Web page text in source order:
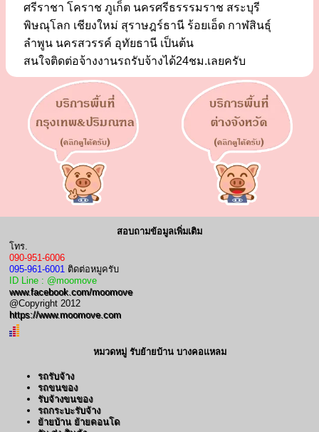
ศรีราชา โคราช ภูเก็ต นครศรีธรรรมราช สระบุรี
พิษณุโลก เชียงใหม่ สุราษฎร์ธานี ร้อยเอ็ด กาฬสินธุ์
ลำพูน นครสวรรค์ อุทัยธานี เป็นต้น
สนใจติดต่อจ้างงานรถรับจ้างได้24ชม.เลยครับ
สอบถามข้อมูลเพิ่มเติม
โทร.
090-951-6006
095-961-6001 ติดต่อหมูครับ
ID Line : @moomove
www.facebook.com/moomove
@Copyright 2012
https://www.moomove.com
หมวดหมู่ รับย้ายบ้าน บางคอแหลม
รถรับจ้าง
รถขนของ
รับจ้างขนของ
รถกระบะรับจ้าง
ย้ายบ้าน ย้ายคอนโด